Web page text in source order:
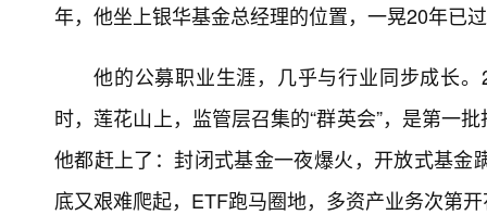
年，他坐上银华基金总经理的位置，一晃20年已
他的公募职业生涯，几乎与行业同步成长
时，莲花山上，监管层召集的“群英会”，是第一
他都赶上了：封闭式基金一夜爆火，开放式基
底又艰难爬起，ETF跑马圈地，多资产业务次第